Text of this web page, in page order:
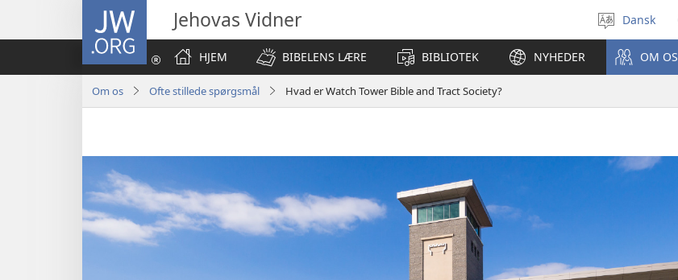
JW.ORG Jehovas Vidner
Vælg
sprog
Dansk
HJEM
BIBELENS LÆRE BIBLIOTEK NYHEDER OM OS
Om os Ofte stillede spørgsmål Hvad er Watch Tower Bible and Tract Society?